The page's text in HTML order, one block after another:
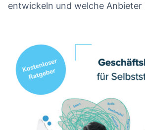
entwickeln und welche